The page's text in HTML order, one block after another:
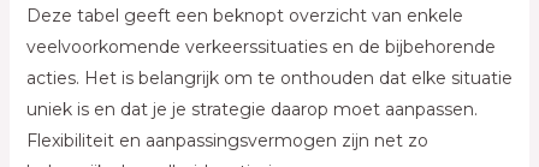
Deze tabel geeft een beknopt overzicht van enkele
veelvoorkomende verkeerssituaties en de bijbehorende
acties. Het is belangrijk om te onthouden dat elke situatie
uniek is en dat je je strategie daarop moet aanpassen.
Flexibiliteit en aanpassingsvermogen zijn net zo